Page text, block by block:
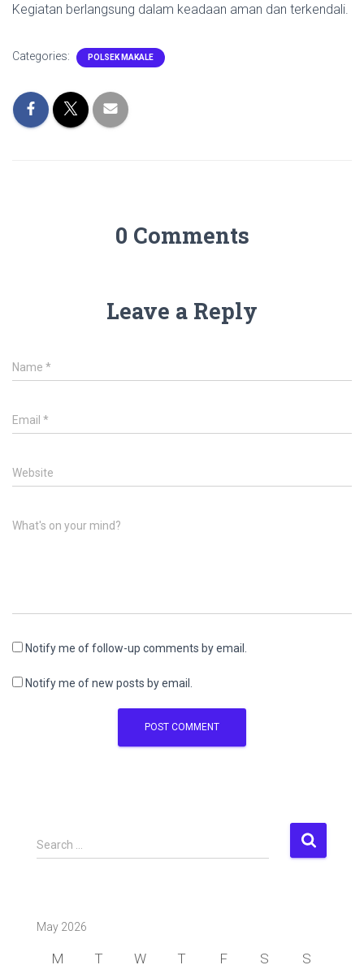
Kegiatan berlangsung dalam keadaan aman dan terkendali.
Categories: POLSEK MAKALE
0 Comments
Leave a Reply
Name *
Email *
Website
What's on your mind?
Notify me of follow-up comments by email.
Notify me of new posts by email.
S
e
h
Search …
May 2026
M T W T F S S